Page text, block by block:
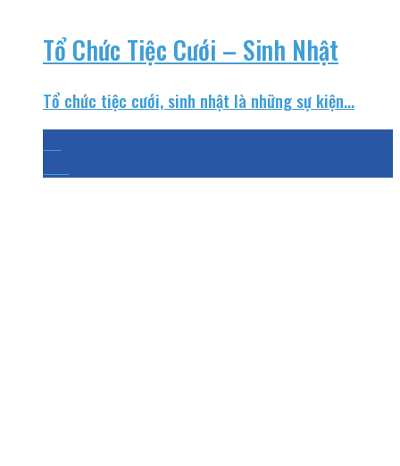
Tổ Chức Tiệc Cưới – Sinh Nhật
Tổ chức tiệc cưới, sinh nhật là những sự kiện...